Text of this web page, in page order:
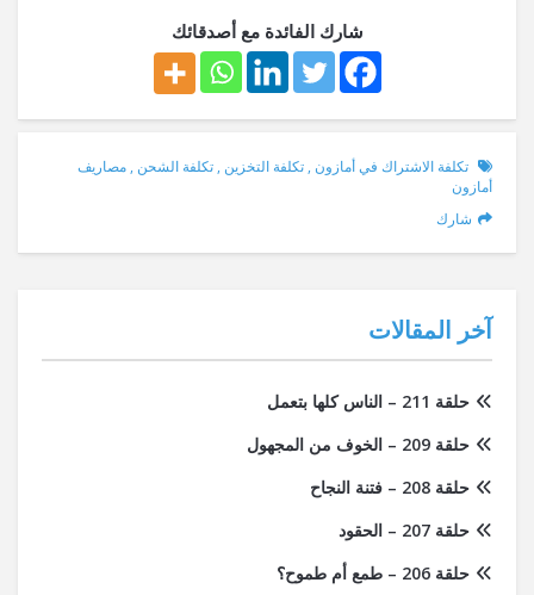
شارك الفائدة مع أصدقائك
تكلفة الاشتراك في أمازون , تكلفة التخزين , تكلفة الشحن , مصاريف
أمازون
شارك
آخر المقالات
حلقة 211 – الناس كلها بتعمل
حلقة 209 – الخوف من المجهول
حلقة 208 – فتنة النجاح
حلقة 207 – الحقود
حلقة 206 – طمع أم طموح؟